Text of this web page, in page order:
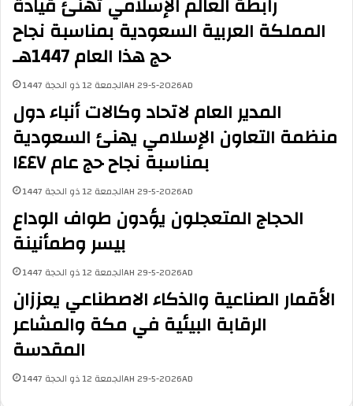
ي
ن
ت
ق
ت
خ
ل
ف
ا
ل
ع
ل
م
ع
ن
ح
ق
ي
ق
ه
ل
ا
ح
ا
ل
ى
غ
ز
إ
3
3
4
7
ي
المملكة العربية السعودية بمناسبة نجاح
حج هذا العام 1447هـ
الجمعة 12 ذو الحجة 1447AH 29-5-2026AD
المدير العام لاتحاد وكالات أنباء دول
منظمة التعاون الإسلامي يهنئ السعودية
بمناسبة نجاح حج عام ١٤٤٧
الجمعة 12 ذو الحجة 1447AH 29-5-2026AD
الحجاج المتعجلون يؤدون طواف الوداع
بيسر وطمأنينة
الجمعة 12 ذو الحجة 1447AH 29-5-2026AD
الأقمار الصناعية والذكاء الاصطناعي يعززان
الرقابة البيئية في مكة والمشاعر
المقدسة
الجمعة 12 ذو الحجة 1447AH 29-5-2026AD